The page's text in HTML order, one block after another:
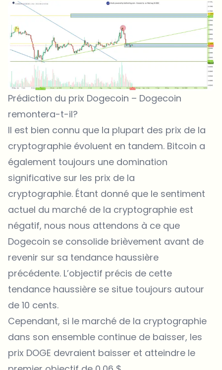
Prédiction du prix Dogecoin – Dogecoin
remontera-t-il?
Il est bien connu que la plupart des prix de la
cryptographie évoluent en tandem. Bitcoin a
également toujours une domination
significative sur les prix de la
cryptographie. Étant donné que le sentiment
actuel du marché de la cryptographie est
négatif, nous nous attendons à ce que
Dogecoin se consolide brièvement avant de
revenir sur sa tendance haussière
précédente. L’objectif précis de cette
tendance haussière se situe toujours autour
de 10 cents.
Cependant, si le marché de la cryptographie
dans son ensemble continue de baisser, les
prix DOGE devraient baisser et atteindre le